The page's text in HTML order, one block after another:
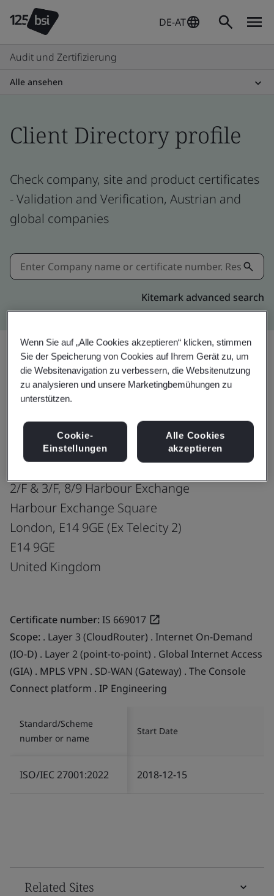
DE-AT
Audit und Zertifizierung
Alle ansehen
Client Directory profile
Check company, site and product certificates
- Validation and Verification, Austrian and
global companies
Kitemark advanced search
Teilen: Upgrade
Gateway Global Communications Limited
Co-located Data Centre
2/F & 3/F, 8/9 Harbour Exchange
Harbour Exchange Square
London, E14 9GE (Ex Telecity 2)
E14 9GE
United Kingdom
Certificate number:IS 669017
Scope: . Layer 3 (CloudRouter) . Internet On-Demand
(IO-D) . Layer 2 (point-to-point) . Global Internet Access
(GIA) . MPLS VPN . SD-WAN (Gateway) . The Console
Connect platform . IP Engineering
Standard/Scheme
number or name
Start Date
ISO/IEC 27001:2022 2018-12-15
Related Sites
Wenn Sie auf „Alle Cookies akzeptieren“ klicken, stimmen
Sie der Speicherung von Cookies auf Ihrem Gerät zu, um
die Websitenavigation zu verbessern, die Websitenutzung
zu analysieren und unsere Marketingbemühungen zu
unterstützen.
Cookie-
Einstellungen
Alle Cookies
akzeptieren